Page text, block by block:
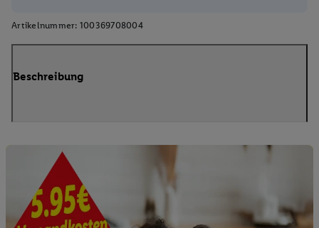
Artikelnummer: 100369708004
Beschreibung